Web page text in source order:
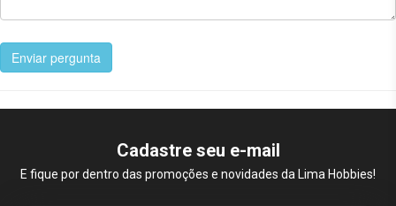
Enviar pergunta
Cadastre seu e-mail
E fique por dentro das promoções e novidades da Lima Hobbies!